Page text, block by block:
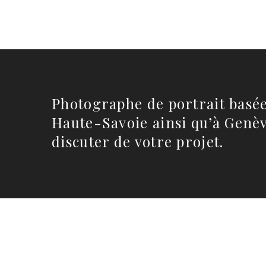
Photographe de portrait
Haute-Savoie ainsi qu’à
discuter de votre projet.